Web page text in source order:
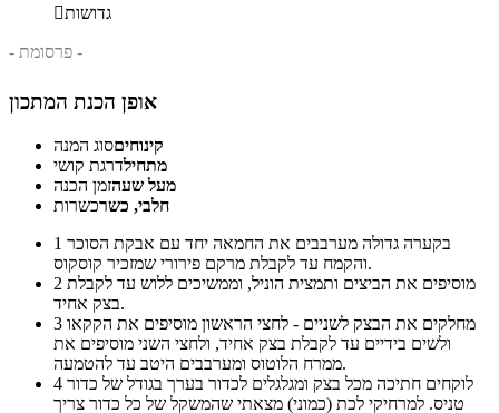
גדושות
- פרסומת -
אופן הכנת המתכון
קינוחיםסוג המנה
מתחילדרגת קושי
מעל שעהזמן הכנה
חלבי, כשרכשרות
1
והקמח עד לקבלת מרקם פירורי שמזכיר קוסקוס.
2
בצק אחיד.
3
ולשים בידיים עד לקבלת בצק אחיד, ולחצי השני מוסיפים את
ממרח הלוטוס ומערבבים היטב עד להטמעה.
4
טניס. למרחיקי לכת (כמוני) מצאתי שהמשקל של כל כדור צריך